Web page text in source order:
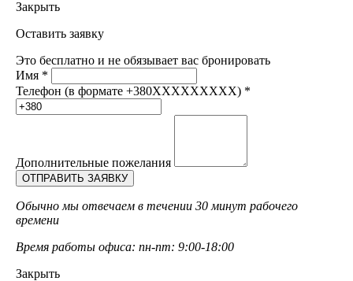
Закрыть
Оставить заявку
Это бесплатно и не обязывает вас бронировать
Имя *
Телефон (в формате +380XXXXXXXXX) *
Дополнительные пожелания
Обычно мы отвечаем в течении 30 минут рабочего
времени
Время работы офиса: пн-пт: 9:00-18:00
Закрыть